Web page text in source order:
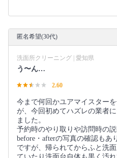
匿名希望(30代)
洗面所クリーニング | 愛知県
う〜ん…
2.60
今まで何回かユアマイスター
が、今回初めてハズレの業者
ました。
予約時のやり取りや訪問時の
before・afterの写真の確認も
ですが、帰られてからふと洗